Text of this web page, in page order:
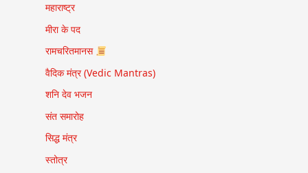
महाराष्ट्र
मीरा के पद
रामचरितमानस
वैदिक मंत्र (Vedic Mantras)
शनि देव भजन
संत समारोह
सिद्ध मंत्र
स्तोत्र